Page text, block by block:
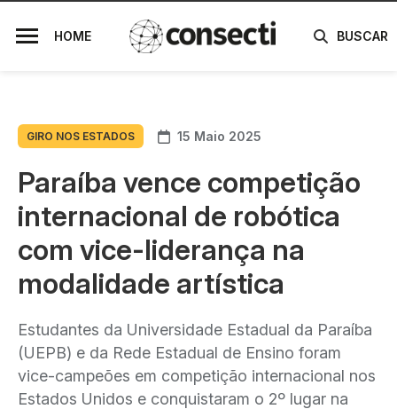
HOME BUSCAR
GIRO NOS ESTADOS 15 Maio 2025
Paraíba vence competição
internacional de robótica
com vice-liderança na
modalidade artística
Estudantes da Universidade Estadual da Paraíba
(UEPB) e da Rede Estadual de Ensino foram
vice-campeões em competição internacional nos
Estados Unidos e conquistaram o 2º lugar na